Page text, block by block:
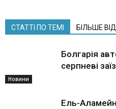
СТАТТІ ПО ТЕМІ БІЛЬШЕ
Новини
Болгарія
серпневі
Ель-